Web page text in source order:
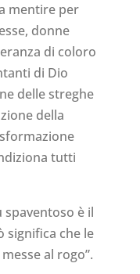
mentire per
donne
di coloro
di Dio
delle streghe
della
tutti
è il
significa che le
al rogo”.